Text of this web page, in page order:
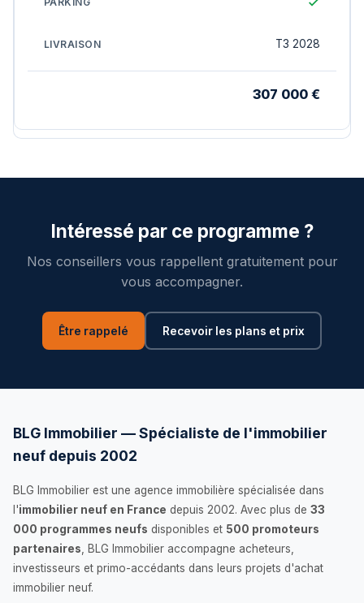
T3 2028
307 000 €
Intéressé par ce programme ?
Nos conseillers vous rappellent gratuitement pour
vous accompagner.
Être rappelé Recevoir les plans et prix
BLG Immobilier — Spécialiste de l'immobilier
neuf depuis 2002
BLG Immobilier est une agence immobilière spécialisée dans
l'immobilier neuf en France depuis 2002. Avec plus de 33
000 programmes neufs disponibles et 500 promoteurs
partenaires , BLG Immobilier accompagne acheteurs,
investisseurs et primo-accédants dans leurs projets d'achat
immobilier neuf.